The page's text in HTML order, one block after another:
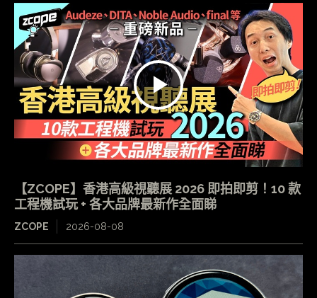
【ZCOPE】香港高級視聽展 2026 即拍即剪！10 款
工程機試玩 + 各大品牌最新作全面睇
ZCOPE 2026-08-08